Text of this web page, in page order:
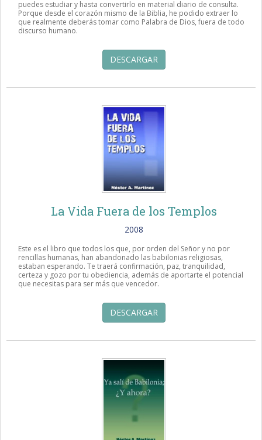
puedes estudiar y hasta convertirlo en material diario de consulta.
Porque desde el corazón mismo de la Biblia, he podido extraer lo
que realmente deberás tomar como Palabra de Dios, fuera de todo
discurso humano.
DESCARGAR
La Vida Fuera de los Templos
2008
Este es el libro que todos los que, por orden del Señor y no por
rencillas humanas, han abandonado las babilonias religiosas,
estaban esperando. Te traerá confirmación, paz, tranquilidad,
certeza y gozo por tu obediencia, además de aportarte el potencial
que necesitas para ser más que vencedor.
DESCARGAR